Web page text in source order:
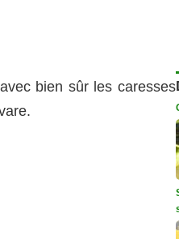
bien sûr les caresses